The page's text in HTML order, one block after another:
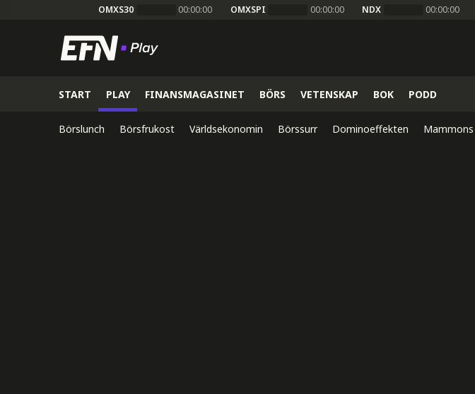
OMXS30 00:00:00 OMXSPI 00:00:00 NDX 00:00:00
START PLAY FINANSMAGASINET BÖRS VETENSKAP BOK PODD
Börslunch Börsfrukost Världsekonomin Börssurr Dominoeffekten Mammons